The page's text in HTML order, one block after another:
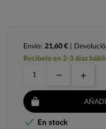
Envío: 21,60 € |
Recíbelo en 2-3 días
 En stock